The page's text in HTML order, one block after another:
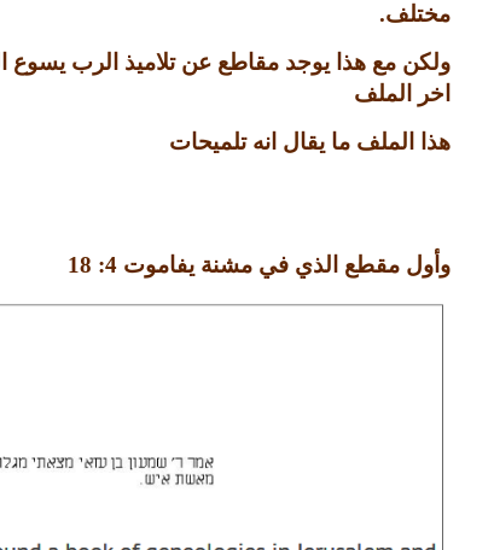
مختلف.
ولكن مع هذا يوجد مقاطع عن تلاميذ الرب يسوع
اخر الملف
هذا الملف ما يقال انه تلميحات
وأول مقطع الذي في مشنة يفاموت 4: 18